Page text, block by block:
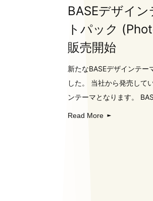
BASEデザイ
トパック
販売開始
新たなBASEデザインテー
した。 当社から発売して
ンテーマとなります。
Read More